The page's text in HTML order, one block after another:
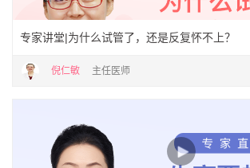
专家讲堂|为什么试管了，还是反复怀不上？
倪仁敏 主任医师